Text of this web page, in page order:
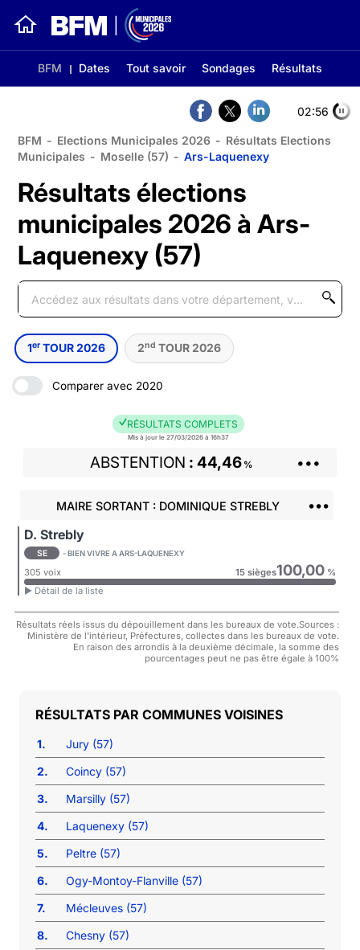
BFM Dates Tout savoir Sondages Résultats
02:56
BFM - Elections Municipales 2026 - Résultats Elections
Municipales - Moselle (57) - Ars-Laquenexy
Résultats élections
municipales 2026 à Ars-
Laquenexy (57)
1er TOUR 2026 2nd TOUR 2026
Comparer avec 2020
RÉSULTATS COMPLETS
Mis à jour le 27/03/2026 à 16h37
ABSTENTION 44,46 % •••
MAIRE SORTANT : DOMINIQUE STREBLY •••
D. Strebly
SE - BIEN VIVRE A ARS-LAQUENEXY
305 voix 15 sièges100,00%
► Détail de la liste
Résultats réels issus du dépouillement dans les bureaux de vote.Sources :
Ministère de l'intérieur, Préfectures, collectes dans les bureaux de vote.
En raison des arrondis à la deuxième décimale, la somme des
pourcentages peut ne pas être égale à 100%
COMMUNES VOISINES
1.
Jury (57)
2.
Coincy (57)
3.
Marsilly (57)
4.
Laquenexy (57)
5.
Peltre (57)
6.
Ogy-Montoy-Flanville (57)
7.
Mécleuves (57)
8.
Chesny (57)